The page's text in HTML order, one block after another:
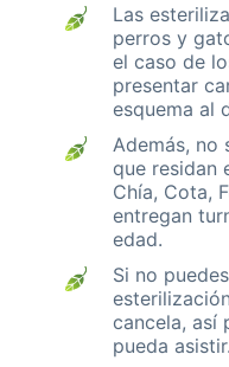
Las
perros y
el caso de
presentar
esquema al
Además, no
que residan
Chía, Cota,
entregan
edad.
Si no
cancela, así
pueda asistir.